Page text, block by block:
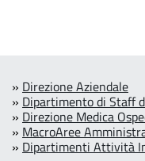
» Direzione Aziendale
» Dipartimento di Staff
» Direzione Medica
» MacroAree
» Dipartimenti Attività